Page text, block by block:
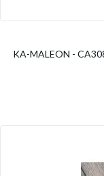
KA-MALEON -